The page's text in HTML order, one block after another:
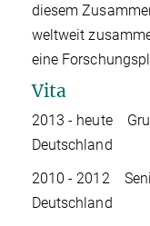
diesem
weltweit
eine
Vita
2013 - heute
Deutschland
2010 - 2012
Deutschland